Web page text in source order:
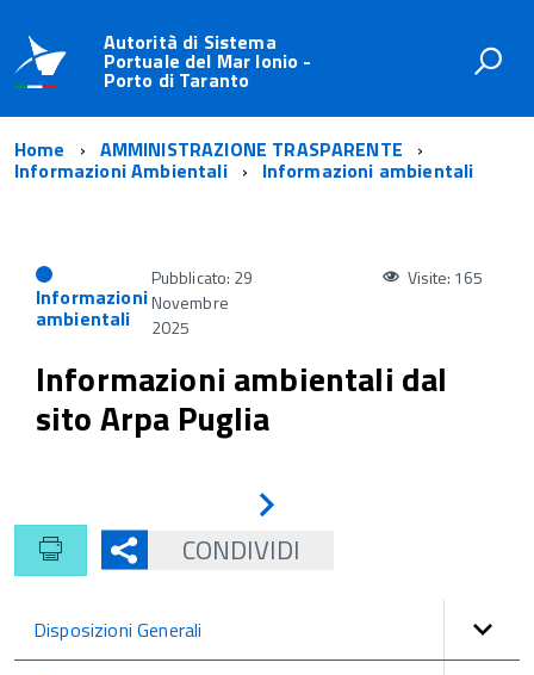
Autorità di Sistema
Portuale del Mar Ionio -
Porto di Taranto
Home AMMINISTRAZIONE TRASPARENTE
Informazioni Ambientali Informazioni ambientali
Informazioni
ambientali
Pubblicato: 29
Novembre
2025
Visite: 165
Informazioni ambientali dal
sito Arpa Puglia
CONDIVIDI
Disposizioni Generali